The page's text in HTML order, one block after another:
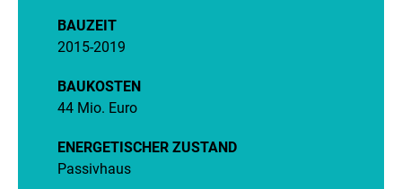
BAUZEIT
2015-2019
BAUKOSTEN
44 Mio. Euro
ENERGETISCHER ZUSTAND
Passivhaus